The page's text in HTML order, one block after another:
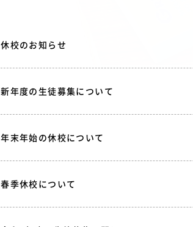
休校のお知らせ
新年度の生徒募集について
年末年始の休校について
春季休校について